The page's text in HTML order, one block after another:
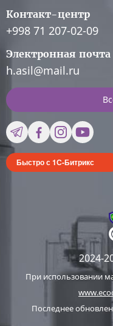
Контакт-центр
+998 71 207-02-09
Электронная почта
h.asil@mail.ru
Быстро с 1С-Битрикс
2024-
При использовании
Последнее